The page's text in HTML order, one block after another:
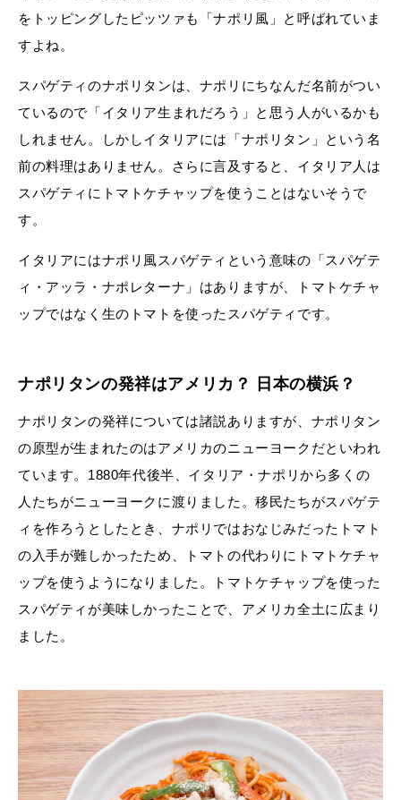
をトッピングしたピッツァも「ナポリ風」と呼ばれていま
すよね。
スパゲティのナポリタンは、ナポリにちなんだ名前がつい
ているので「イタリア生まれだろう」と思う人がいるかも
しれません。しかしイタリアには「ナポリタン」という名
前の料理はありません。さらに言及すると、イタリア人は
スパゲティにトマトケチャップを使うことはないそうで
す。
イタリアにはナポリ風スパゲティという意味の「スパゲテ
ィ・アッラ・ナポレターナ」はありますが、トマトケチャ
ップではなく生のトマトを使ったスパゲティです。
ナポリタンの発祥はアメリカ？ 日本の横浜？
ナポリタンの発祥については諸説ありますが、ナポリタン
の原型が生まれたのはアメリカのニューヨークだといわれ
ています。1880年代後半、イタリア・ナポリから多くの
人たちがニューヨークに渡りました。移民たちがスパゲテ
ィを作ろうとしたとき、ナポリではおなじみだったトマト
の入手が難しかったため、トマトの代わりにトマトケチャ
ップを使うようになりました。トマトケチャップを使った
スパゲティが美味しかったことで、アメリカ全土に広まり
ました。